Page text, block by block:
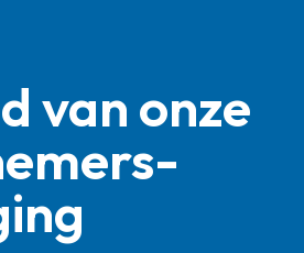
van onze